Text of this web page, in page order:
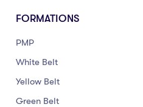
FORMATIONS
PMP
White Belt
Yellow Belt
Green Belt